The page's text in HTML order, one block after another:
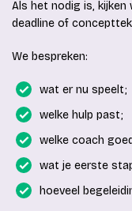
Als het nodig is, kijken
deadline of
We bespreken:
wat er nu speelt;
welke hulp past;
welke coach
wat je eerste
hoeveel